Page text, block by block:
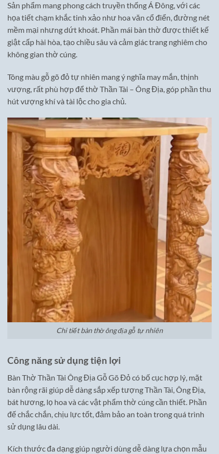
Sản phẩm mang phong cách truyền thống Á Đông, với các
họa tiết chạm khắc tinh xảo như hoa văn cổ điển, đường nét
mềm mại nhưng dứt khoát. Phần mái bàn thờ được thiết kế
giật cấp hài hòa, tạo chiều sâu và cảm giác trang nghiêm cho
không gian thờ cúng.
Tông màu gỗ gõ đỏ tự nhiên mang ý nghĩa may mắn, thịnh
vượng, rất phù hợp để thờ Thần Tài – Ông Địa, góp phần thu
hút vượng khí và tài lộc cho gia chủ.
Chi tiết bàn thờ ông địa gỗ tự nhiên
Công năng sử dụng tiện lợi
Bàn Thờ Thần Tài Ông Địa Gỗ Gõ Đỏ có bố cục hợp lý, mặt
bàn rộng rãi giúp dễ dàng sắp xếp tượng Thần Tài, Ông Địa,
bát hương, lọ hoa và các vật phẩm thờ cúng cần thiết. Phần
đế chắc chắn, chịu lực tốt, đảm bảo an toàn trong quá trình
sử dụng lâu dài.
Kích thước đa dạng giúp người dùng dễ dàng lựa chọn mẫu